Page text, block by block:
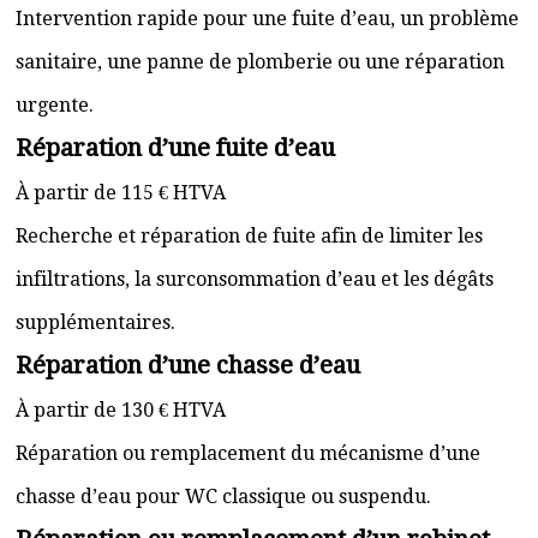
Intervention rapide pour une fuite d’eau, un problème
sanitaire, une panne de plomberie ou une réparation
urgente.
Réparation d’une fuite d’eau
À partir de 115 € HTVA
Recherche et réparation de fuite afin de limiter les
infiltrations, la surconsommation d’eau et les dégâts
supplémentaires.
Réparation d’une chasse d’eau
À partir de 130 € HTVA
Réparation ou remplacement du mécanisme d’une
chasse d’eau pour WC classique ou suspendu.